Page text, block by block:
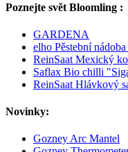
Poznejte svět Bloomling :
GARDENA
elho Pěstební
ReinSaat Mexický
Saflax Bio chilli
ReinSaat Hlávkový
Novinky:
Gozney Arc Mantel